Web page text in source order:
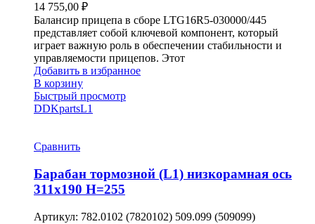
14 755,00 ₽
Балансир прицепа в сборе LTG16R5-030000/445
представляет собой ключевой компонент, который
играет важную роль в обеспечении стабильности и
управляемости прицепов. Этот
Добавить в избранное
В корзину
Быстрый просмотр
DDKpartsL1
Сравнить
Барабан тормозной (L1) низкорамная ось
311х190 H=255
Артикул: 782.0102 (7820102) 509.099 (509099)